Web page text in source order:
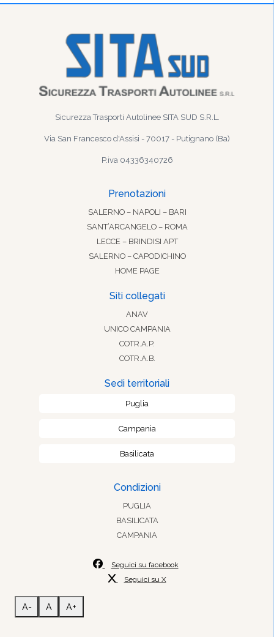
Sicurezza Trasporti Autolinee SITA SUD S.R.L.
Via San Francesco d'Assisi - 70017 - Putignano (Ba)
P.iva 04336340726
Prenotazioni
SALERNO – NAPOLI – BARI
SANT’ARCANGELO – ROMA
LECCE – BRINDISI APT
SALERNO – CAPODICHINO
HOME PAGE
Siti collegati
ANAV
UNICO CAMPANIA
COTR.A.P.
COTR.A.B.
Sedi territoriali
Puglia
Campania
Basilicata
Condizioni
PUGLIA
BASILICATA
CAMPANIA
Seguici su facebook
Seguici su X
A- A A+